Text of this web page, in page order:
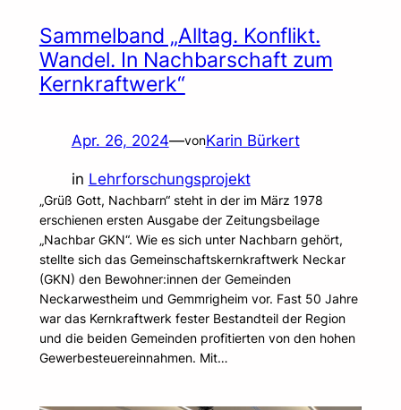
Sammelband „Alltag. Konflikt.
Wandel. In Nachbarschaft zum
Kernkraftwerk“
Apr. 26, 2024—vonKarin Bürkert
in Lehrforschungsprojekt
„Grüß Gott, Nachbarn“ steht in der im März 1978
erschienen ersten Ausgabe der Zeitungsbeilage
„Nachbar GKN“. Wie es sich unter Nachbarn gehört,
stellte sich das Gemeinschaftskernkraftwerk Neckar
(GKN) den Bewohner:innen der Gemeinden
Neckarwestheim und Gemmrigheim vor. Fast 50 Jahre
war das Kernkraftwerk fester Bestandteil der Region
und die beiden Gemeinden profitierten von den hohen
Gewerbesteuereinnahmen. Mit…